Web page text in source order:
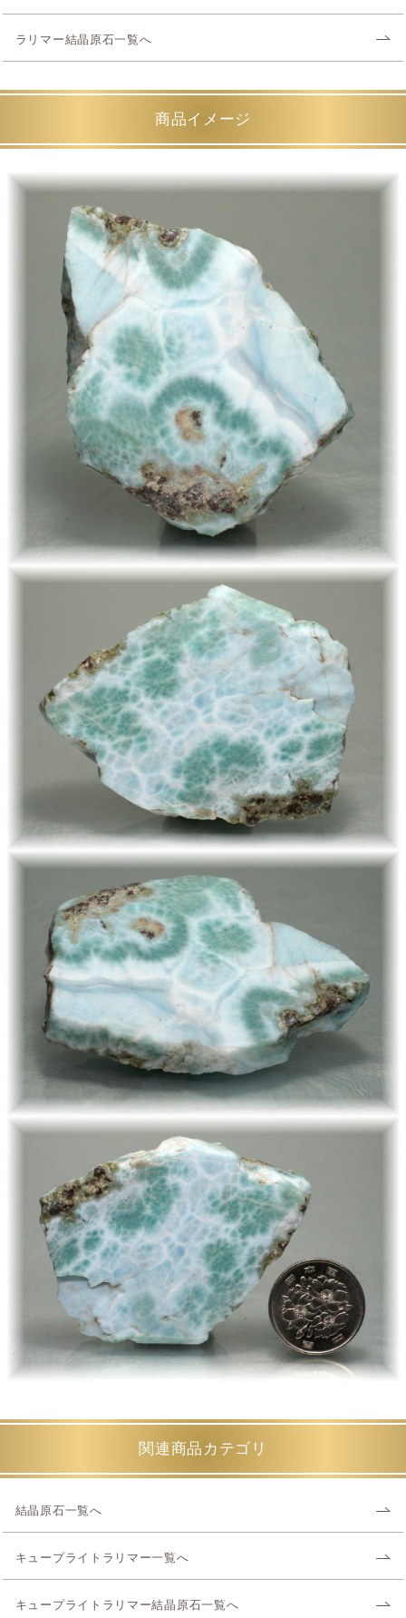
ラリマー結晶原石一覧へ
商品イメージ
関連商品カテゴリ
結晶原石一覧へ
キュープライトラリマー一覧へ
キュープライトラリマー結晶原石一覧へ